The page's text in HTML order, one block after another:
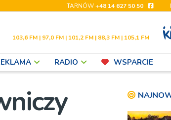
TARNÓW+48 14 627 50 50
103,6 FM | 97,0 FM | 101,2 FM | 88,3 FM | 105,1 FM
RADIO WSPARCIE